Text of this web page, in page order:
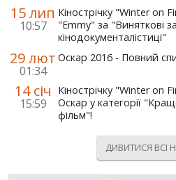
15 лип
10:57
Кінострічку "Winter on
"Emmy" за "Виняткові
кінодокументалістиці"
29 лют
01:34
Оскар 2016 - Повний
14 січ
15:59
Кінострічку "Winter on
Оскар у категорії
фільм"!
ДИВИТИСЯ ВСІ